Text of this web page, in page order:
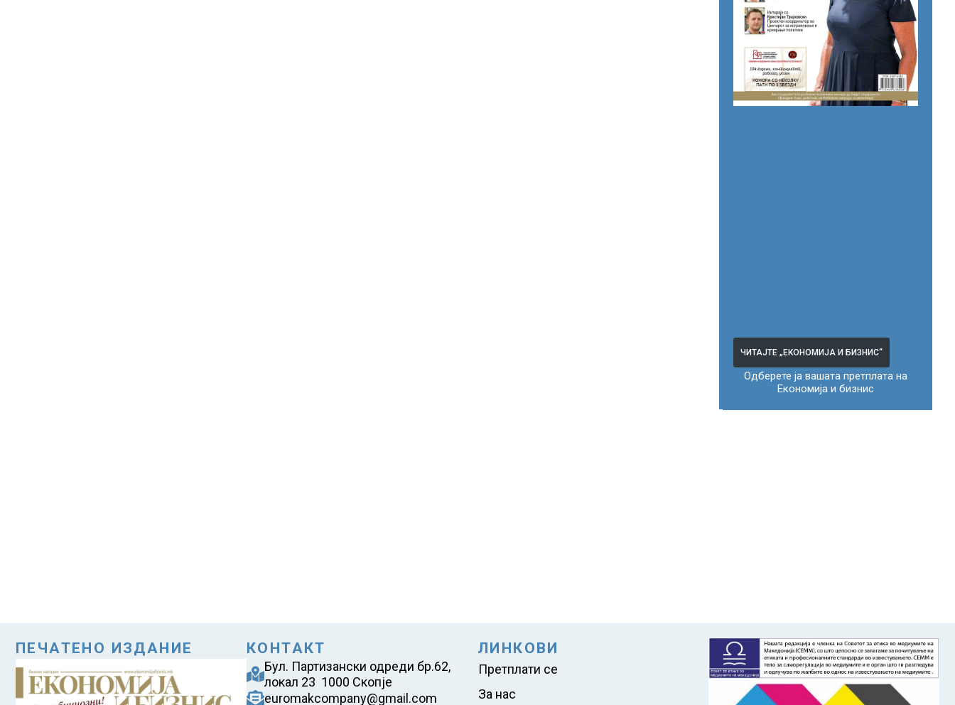
ЧИТАЈТЕ „ЕКОНОМИЈА И БИЗНИС“
Одберете ја вашата претплата на
Економија и бизнис
ПЕЧАТЕНО ИЗДАНИЕ КОНТАКТ
Бул. Партизански одреди бр.62,
локал 23 1000 Скопје
euromakcompany@gmail.com
ЛИНКОВИ
Претплати се
За нас